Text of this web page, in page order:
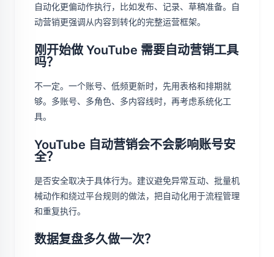
自动化更偏动作执行，比如发布、记录、草稿准备。自
动营销更强调从内容到转化的完整运营框架。
刚开始做 YouTube 需要自动营销工具
吗？
不一定。一个账号、低频更新时，先用表格和排期就
够。多账号、多角色、多内容线时，再考虑系统化工
具。
YouTube 自动营销会不会影响账号安
全？
是否安全取决于具体行为。建议避免异常互动、批量机
械动作和绕过平台规则的做法，把自动化用于流程管理
和重复执行。
数据复盘多久做一次？